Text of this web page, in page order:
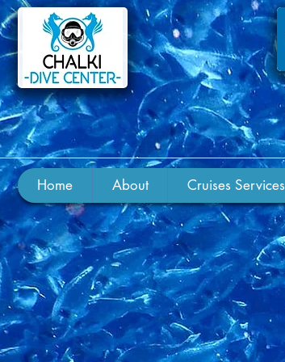
Home About Cruises Services